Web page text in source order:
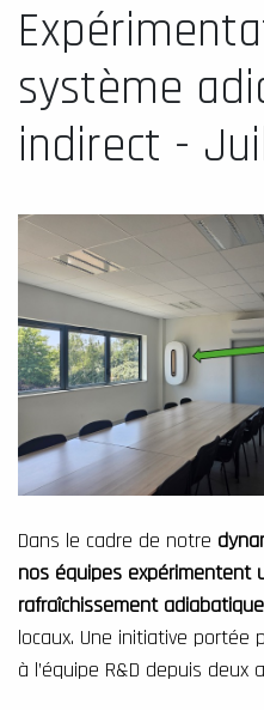
système
indirect -
Dans le cadre de notre
nos équipes expérimentent
rafraîchissement
locaux. Une initiative portée
à l’équipe R&D depuis deux